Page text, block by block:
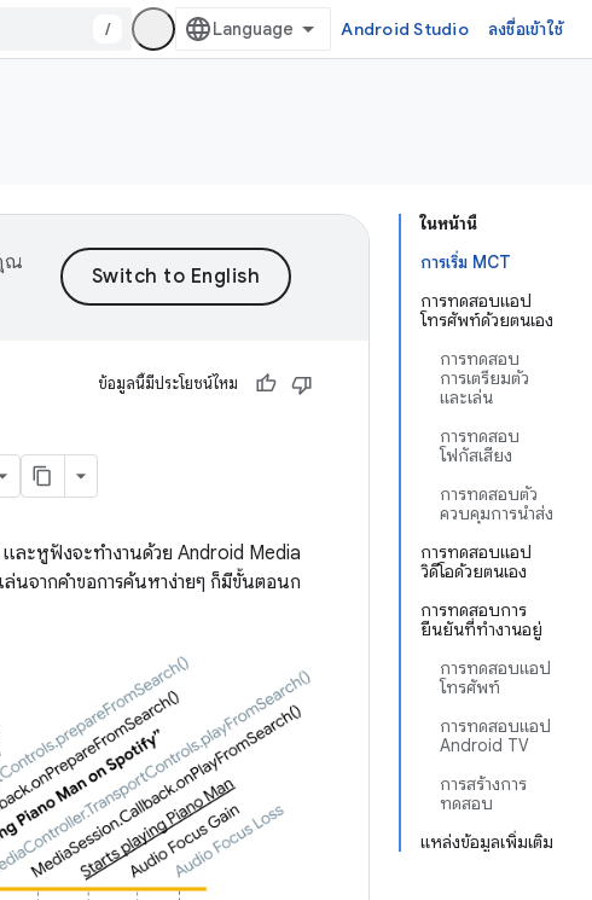
/ Android Studio ลงชื่อเข้าใช้
ในหน้านี้
การเริ่ม MCT
การทดสอบแอป
โทรศัพท์ด้วยตนเอง
การทดสอบ
การเตรียมตัว
และเล่น
การทดสอบ
โฟกัสเสียง
การทดสอบตัว
ควบคุมการนำส่ง
การทดสอบแอป
วิดีโอด้วยตนเอง
การทดสอบการ
ยืนยันที่ทำงานอยู่
การทดสอบแอป
โทรศัพท์
การทดสอบแอป
Android TV
การสร้างการ
ทดสอบ
แหล่งข้อมูลเพิ่มเติม
ณ
ข้อมูลนี้มีประโยชน์ไหม
ะหูฟังจะทำงานด้วย Android Media
ล่นจากคำขอการค้นหาง่ายๆ ก็มีขั้นตอนก